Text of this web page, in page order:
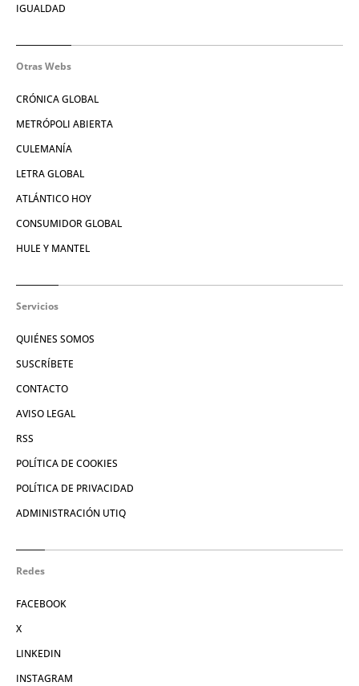
IGUALDAD
Otras Webs
CRÓNICA GLOBAL
METRÓPOLI ABIERTA
CULEMANÍA
LETRA GLOBAL
ATLÁNTICO HOY
CONSUMIDOR GLOBAL
HULE Y MANTEL
Servicios
QUIÉNES SOMOS
SUSCRÍBETE
CONTACTO
AVISO LEGAL
RSS
POLÍTICA DE COOKIES
POLÍTICA DE PRIVACIDAD
ADMINISTRACIÓN UTIQ
Redes
FACEBOOK
X
LINKEDIN
INSTAGRAM